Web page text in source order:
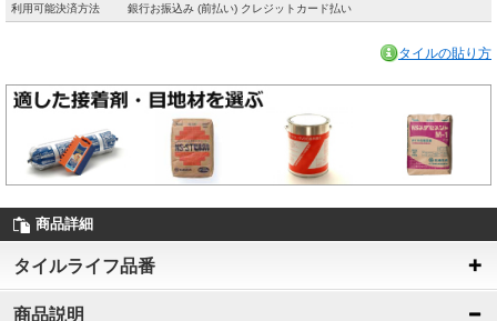
利用可能決済方法 銀行お振込み (前払い) クレジットカード払い
タイルの貼り方
商品詳細
タイルライフ品番
商品説明